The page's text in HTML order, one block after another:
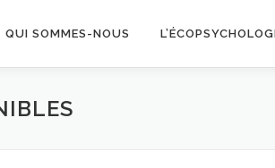
QUI SOMMES-NOUS